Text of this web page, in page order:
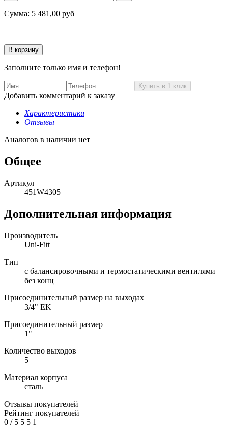
Сумма: 5 481,00 руб
Заполните только имя и телефон!
Добавить комментарий к заказу
Характеристики
Отзывы
Аналогов в наличии нет
Общее
Артикул
451W4305
Дополнительная информация
Производитель
Uni-Fitt
Тип
с балансировочными и термостатическими вентилями
без конц
Присоединительный размер на выходах
3/4" EK
Присоединительный размер
1"
Количество выходов
5
Материал корпуса
сталь
Отзывы покупателей
Рейтинг покупателей
0 /5 5 5 1